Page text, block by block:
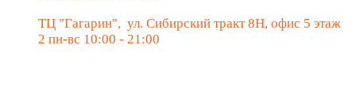
ТЦ "Гагарин", ул. Сибирский тракт 8Н, офис 5 этаж
2 пн-вс 10:00 - 21:00